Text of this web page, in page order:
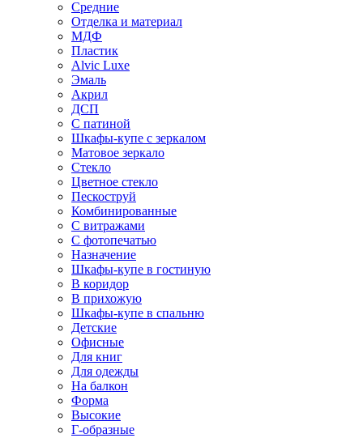
Средние
Отделка и материал
МДФ
Пластик
Alvic Luxe
Эмаль
Акрил
ДСП
С патиной
Шкафы-купе с зеркалом
Матовое зеркало
Стекло
Цветное стекло
Пескоструй
Комбинированные
С витражами
С фотопечатью
Назначение
Шкафы-купе в гостиную
В коридор
В прихожую
Шкафы-купе в спальню
Детские
Офисные
Для книг
Для одежды
На балкон
Форма
Высокие
Г-образные